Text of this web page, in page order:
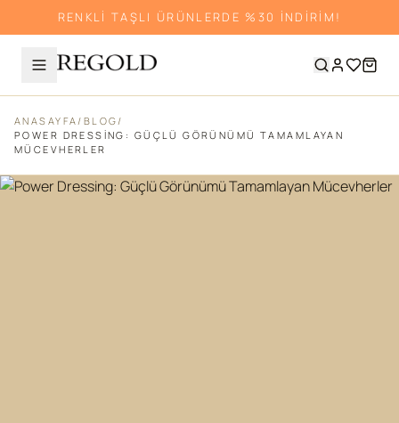
RENKLİ TAŞLI ÜRÜNLERDE %30 İNDİRİM!
ANASAYFA/ BLOG/
POWER DRESSING: GÜÇLÜ GÖRÜNÜMÜ TAMAMLAYAN
MÜCEVHERLER